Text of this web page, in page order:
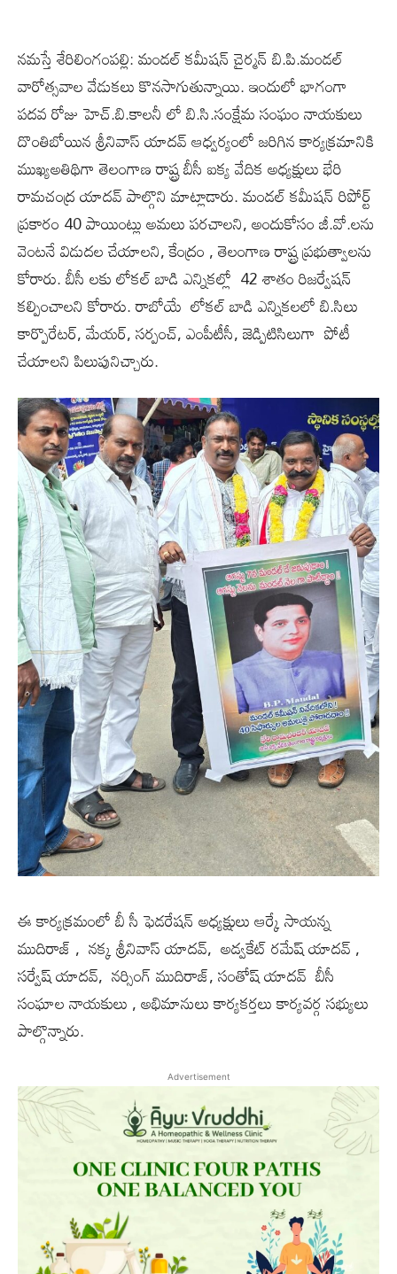
నమస్తే శేరిలింగంపల్లి: మండల్ కమీషన్ చైర్మన్ బి.పి.మండల్
వారోత్సవాల వేడుకలు కొనసాగుతున్నాయి. ఇందులో భాగంగా
పదవ రోజు హెచ్.బి.కాలనీ లో బి.సి.సంక్షేమ సంఘం నాయకులు
దొంతిబోయిన శ్రీనివాస్ యాదవ్ ఆధ్వర్యంలో జరిగిన కార్యక్రమానికి
ముఖ్యఅతిథిగా తెలంగాణ రాష్ట్ర బీసీ ఐక్య వేదిక అధ్యక్షులు భేరి
రామచంద్ర యాదవ్ పాల్గొని మాట్లాడారు. మండల్ కమీషన్ రిపోర్ట్
ప్రకారం 40 పాయింట్లు అమలు పరచాలని, అందుకోసం జీ.వో.లను
వెంటనే విడుదల చేయాలని, కేంద్రం , తెలంగాణ రాష్ట్ర ప్రభుత్వాలను
కోరారు. బీసీ లకు లోకల్ బాడి ఎన్నికల్లో 42 శాతం రిజర్వేషన్
కల్పించాలని కోరారు. రాబోయే లోకల్ బాడి ఎన్నికలలో బి.సిలు
కార్పొరేటర్, మేయర్, సర్పంచ్, ఎంపీటీసీ, జెడ్పిటిసిలుగా పోటీ
చేయాలని పిలుపునిచ్చారు.
ఈ కార్యక్రమంలో బీ సీ ఫెడరేషన్ అధ్యక్షులు ఆర్కే సాయన్న
ముదిరాజ్ , నక్క శ్రీనివాస్ యాదవ్, అడ్వకేట్ రమేష్ యాదవ్ ,
సర్వేష్ యాదవ్, నర్సింగ్ ముదిరాజ్, సంతోష్ యాదవ్ బీసీ
సంఘాల నాయకులు , అభిమానులు కార్యకర్తలు కార్యవర్గ సభ్యులు
పాల్గొన్నారు.
Advertisement